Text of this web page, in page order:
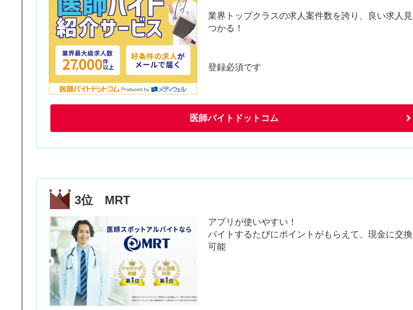
業界トップクラスの求人案件数を誇り、良い求人見
つかる！
登録必須です
医師バイトドットコム
3位 MRT
アプリが使いやすい！
バイトするたびにポイントがもらえて、現金に交換
可能